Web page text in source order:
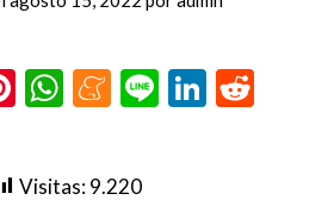
Pinterest
WhatsApp
Meneame
Line
Visitas:9.220